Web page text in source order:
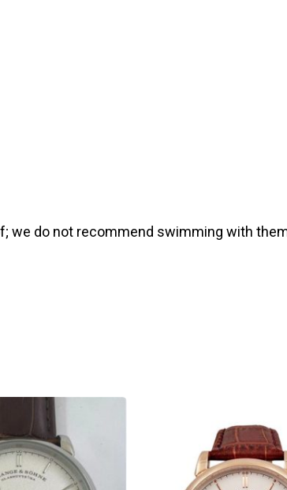
we do not recommend swimming with